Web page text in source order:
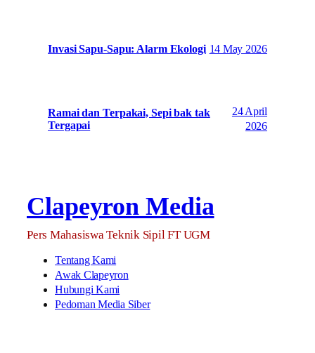
Invasi Sapu-Sapu: Alarm Ekologi 14 May 2026
Ramai dan Terpakai, Sepi bak tak
Tergapai
24 April
2026
Clapeyron Media
Pers Mahasiswa Teknik Sipil FT UGM
Tentang Kami
Awak Clapeyron
Hubungi Kami
Pedoman Media Siber